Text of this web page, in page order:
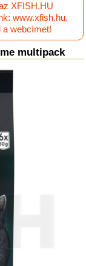
XFISH.HU
www.xfish.hu.
a webcímet!
multipack